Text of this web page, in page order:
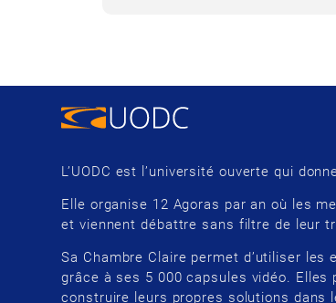
L’UODC est l’université ouverte qui
Elle organise 12 Agoras par an où les
et viennent débattre sans filtre de leur
Sa Chambre Claire permet d’utiliser
grâce à ses 5 000 capsules vidéo.
construire leurs propres solutions dans